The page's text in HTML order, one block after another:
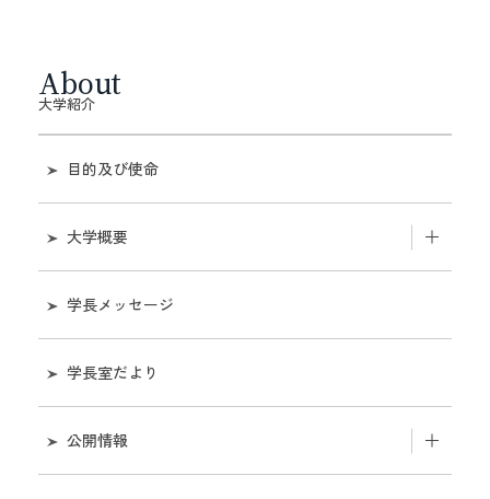
About
大学紹介
目的及び使命
大学概要
和歌山大学のあゆみ
役職員
役員会
学長メッセージ
学長室だより
公開情報